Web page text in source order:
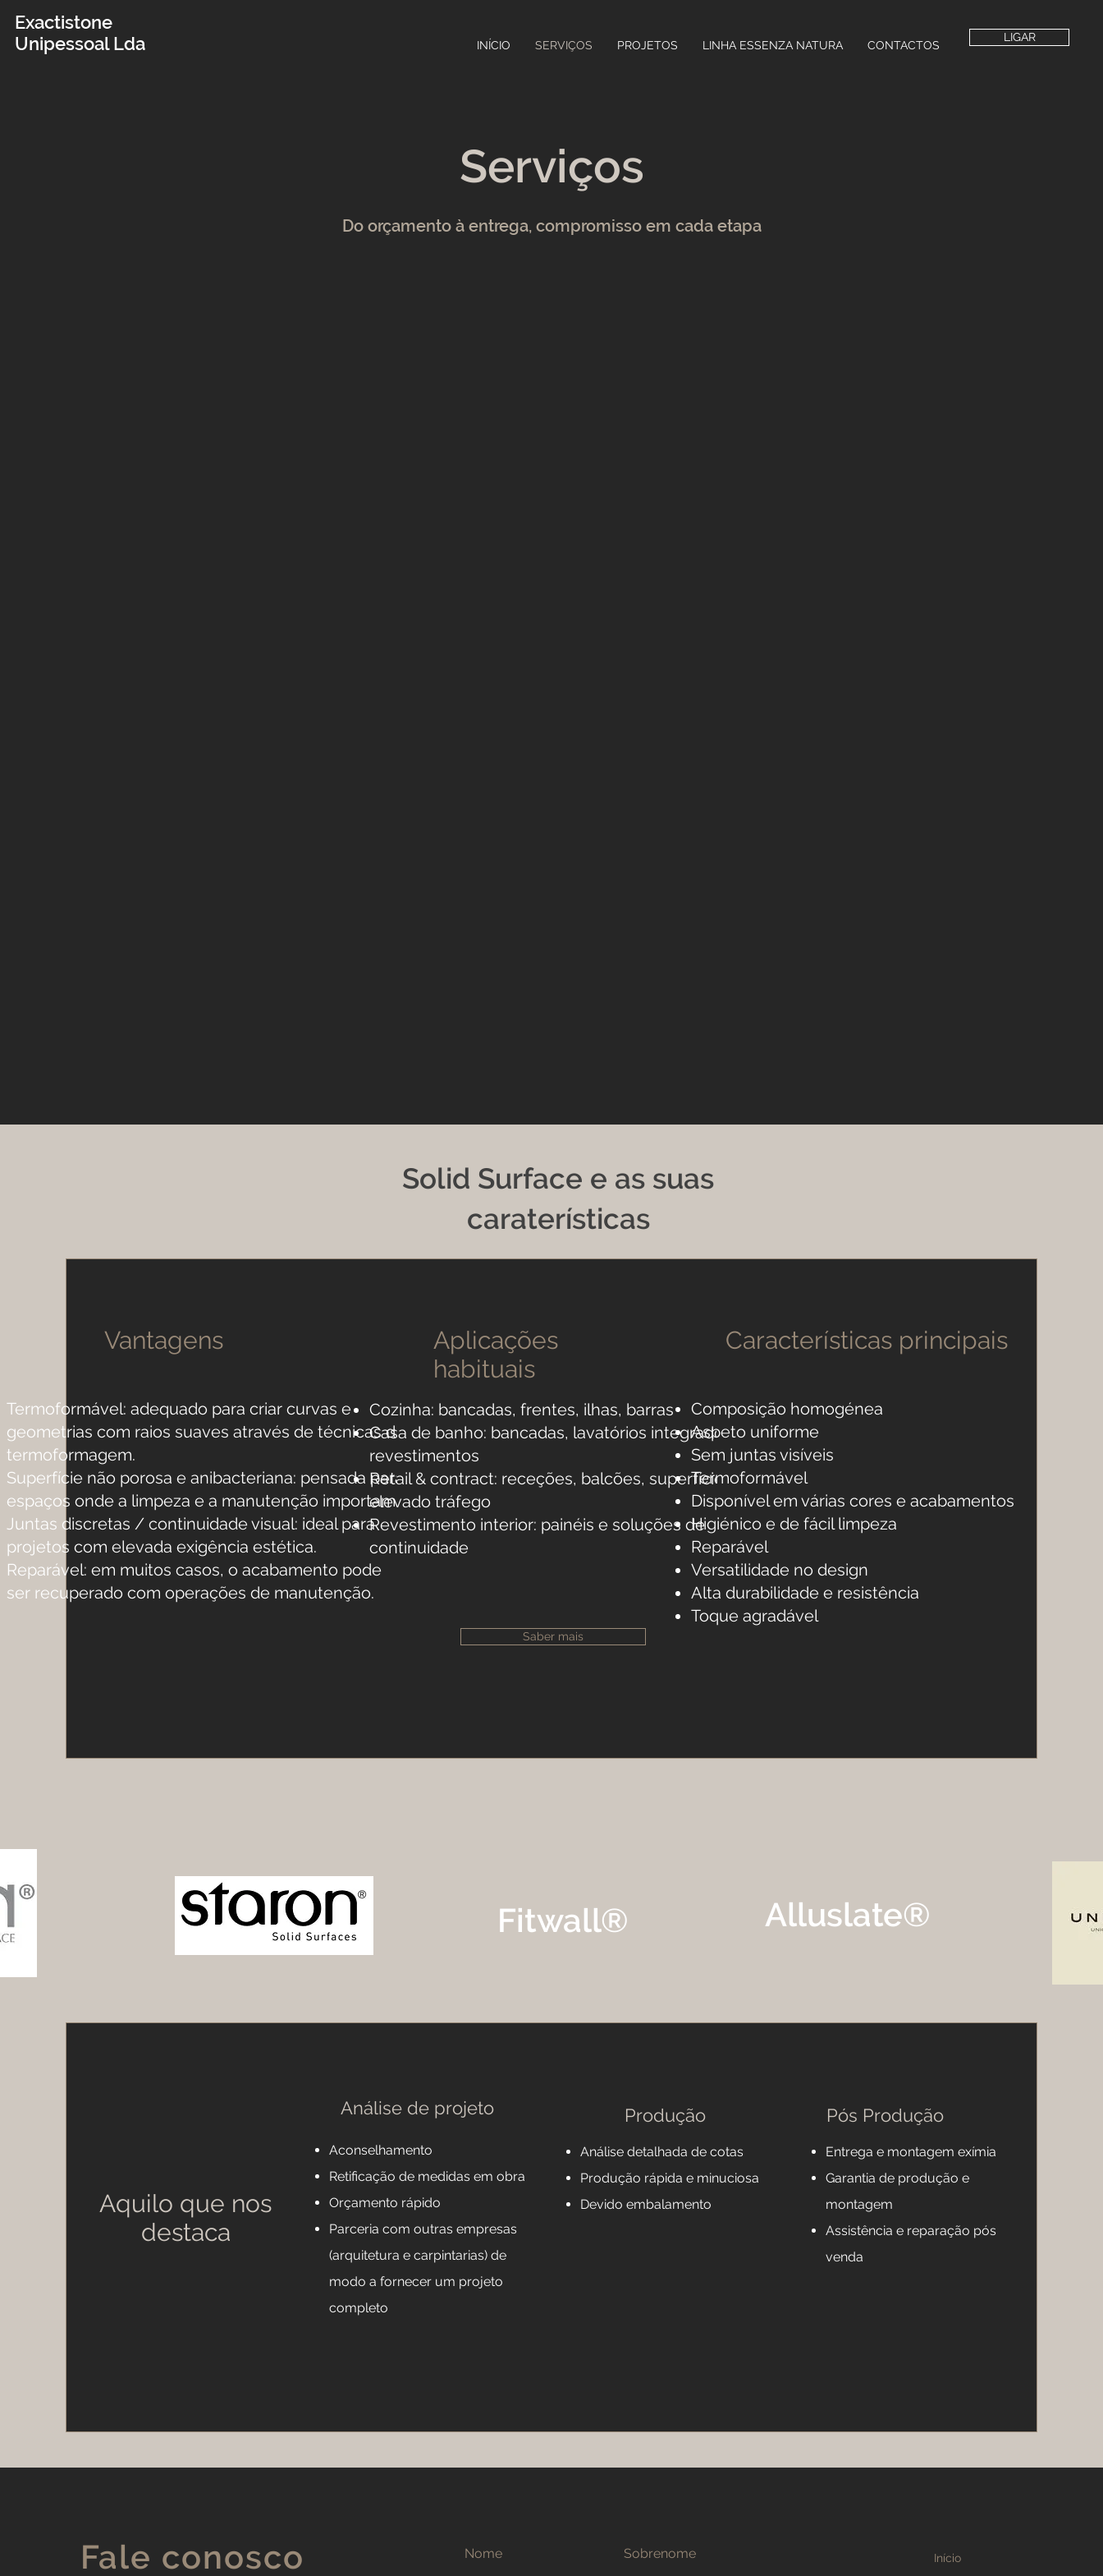
Exactistone
Unipessoal Lda
INÍCIO SERVIÇOS PROJETOS LINHA ESSENZA NATURA CONTACTOS
LIGAR
Serviços
Do orçamento à entrega, compromisso em cada etapa
Solid Surface e as suas
caraterísticas
Vantagens
Termoformável: adequado para criar curvas e
geometrias com raios suaves através de técnicas de
termoformagem.
Superfície não porosa e anibacteriana: pensada para
espaços onde a limpeza e a manutenção importam.
Juntas discretas / continuidade visual: ideal para
projetos com elevada exigência estética.
Reparável: em muitos casos, o acabamento pode
ser recuperado com operações de manutenção.
Aplicações
habituais
Cozinha: bancadas, frentes, ilhas, barras
Casa de banho: bancadas, lavatórios integrados,
revestimentos
Retail & contract: receções, balcões, superfícies de
elevado tráfego
Revestimento interior: painéis e soluções de
continuidade
Saber mais
Características principais
Composição homogénea
Aspeto uniforme
Sem juntas visíveis
Termoformável
Disponível em várias cores e acabamentos
Higiénico e de fácil limpeza
Reparável
Versatilidade no design
Alta durabilidade e resistência
Toque agradável
Fitwall® Alluslate®
Aquilo que nos
destaca
Análise de projeto
Aconselhamento
Retificação de medidas em obra
Orçamento rápido
Parceria com outras empresas
(arquitetura e carpintarias) de
modo a fornecer um projeto
completo
Produção
Análise detalhada de cotas
Produção rápida e minuciosa
Devido embalamento
Pós Produção
Entrega e montagem exímia
Garantia de produção e
montagem
Assistência e reparação pós
venda
Fale conosco Nome Sobrenome Início